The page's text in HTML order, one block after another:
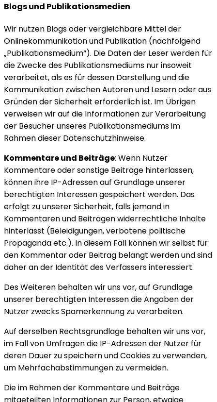
Blogs und Publikationsmedien
Wir nutzen Blogs oder vergleichbare Mittel der
Onlinekommunikation und Publikation (nachfolgend
„Publikationsmedium“). Die Daten der Leser werden für
die Zwecke des Publikationsmediums nur insoweit
verarbeitet, als es für dessen Darstellung und die
Kommunikation zwischen Autoren und Lesern oder aus
Gründen der Sicherheit erforderlich ist. Im Übrigen
verweisen wir auf die Informationen zur Verarbeitung
der Besucher unseres Publikationsmediums im
Rahmen dieser Datenschutzhinweise.
Kommentare und Beiträge: Wenn Nutzer
Kommentare oder sonstige Beiträge hinterlassen,
können ihre IP-Adressen auf Grundlage unserer
berechtigten Interessen gespeichert werden. Das
erfolgt zu unserer Sicherheit, falls jemand in
Kommentaren und Beiträgen widerrechtliche Inhalte
hinterlässt (Beleidigungen, verbotene politische
Propaganda etc.). In diesem Fall können wir selbst für
den Kommentar oder Beitrag belangt werden und sind
daher an der Identität des Verfassers interessiert.
Des Weiteren behalten wir uns vor, auf Grundlage
unserer berechtigten Interessen die Angaben der
Nutzer zwecks Spamerkennung zu verarbeiten.
Auf derselben Rechtsgrundlage behalten wir uns vor,
im Fall von Umfragen die IP-Adressen der Nutzer für
deren Dauer zu speichern und Cookies zu verwenden,
um Mehrfachabstimmungen zu vermeiden.
Die im Rahmen der Kommentare und Beiträge